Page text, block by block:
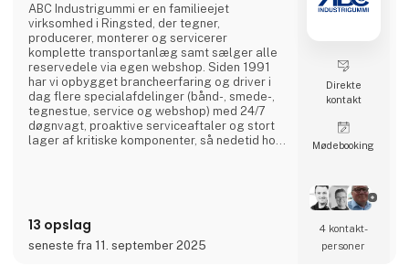
ABC Industrigummi er en familieejet
virksomhed i Ringsted, der tegner,
producerer, monterer og servicerer
komplette transportanlæg samt sælger alle
reservedele via egen webshop. Siden 1991
har vi opbygget brancheerfaring og driver i
dag flere specialafdelinger (bånd-, smede-,
tegnestue, service og webshop) med 24/7
døgnvagt, proaktive serviceaftaler og stort
lager af kritiske komponenter, så nedetid hos
13 opslag
seneste fra 11. september 2025
Direkte
kontakt
Møde­booking
4 kontakt­
personer